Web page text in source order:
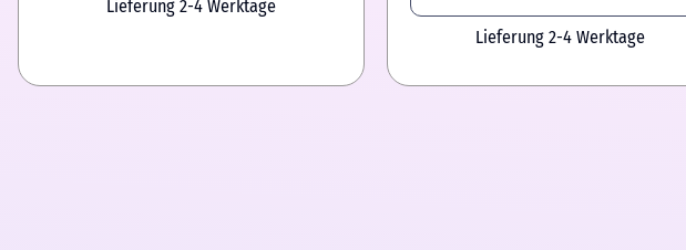
Lieferung 2-4 Werktage
Lieferung 2-4 Werktage